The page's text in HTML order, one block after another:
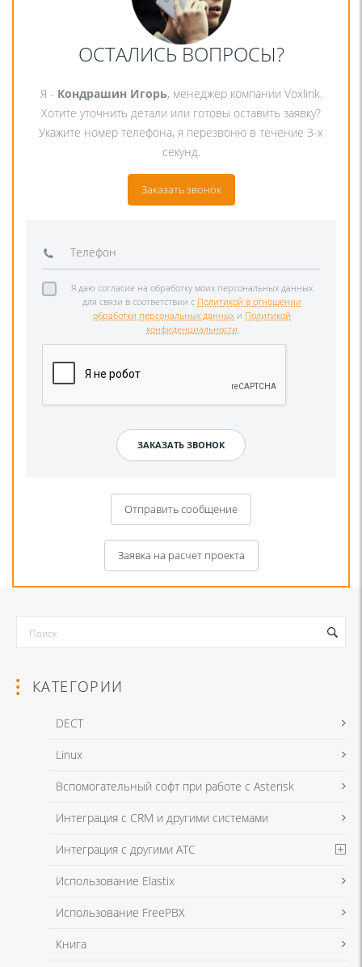
ОСТАЛИСЬ ВОПРОСЫ?
Я - Кондрашин Игорь, менеджер компании Voxlink.
Хотите уточнить детали или готовы оставить заявку?
Укажите номер телефона, я перезвоню в течение 3-х
секунд.
Заказать звонок
Я даю согласие на обработку моих персональных данных
для связи в соответствии с Политикой в отношении
обработки персональных данных и Политикой
конфиденциальности
Отправить сообщение
Я даю согласие на обработку моих персональных данных для связи
в соответствии с Политикой в отношении обработки персональных
Заявка на расчет проекта
Я даю согласие на обработку моих персональных данных для связи
в соответствии с Политикой в отношении обработки персональных
КАТЕГОРИИ
DECT
Linux
Вспомогательный софт при работе с Asterisk
Интеграция с CRM и другими системами
Интеграция с другими АТС
Использование Elastix
Использование FreePBX
Книга